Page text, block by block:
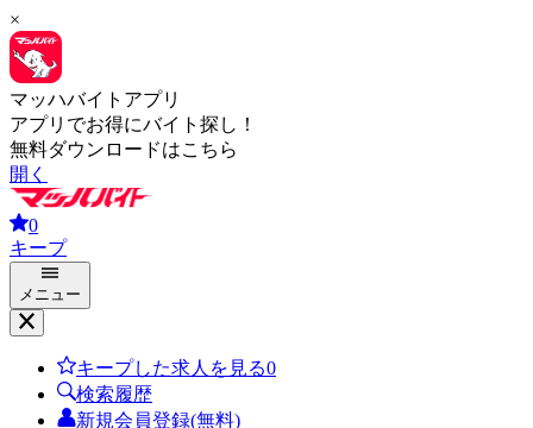
×
マッハバイトアプリ
アプリでお得にバイト探し！
無料ダウンロードはこちら
開く
0
キープ
メニュー
キープした求人を見る0
検索履歴
新規会員登録(無料)